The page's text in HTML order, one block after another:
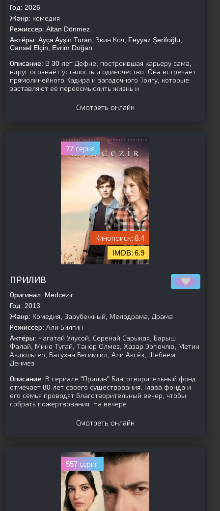
Год: 2026
Жанр: комедия
Режиссер: Altan Dönmez
Актёры: Ayça Ayşin Turan, Экин Коч, Feyyaz Şerifoğlu,
Cansel Elçin, Evrim Doğan
Описание: В 30 лет Дефне, построившая карьеру сама,
вдруг осознаёт усталость и одиночество. Она встречает
прямолинейного Кадира и загадочного Толгу, которые
заставляют её переосмыслить жизнь и
Смотреть онлайн
77 серия
8.4
6.9
ПРИЛИВ
Оригинал: Medcezir
Год: 2013
Жанр: Комедия, Зарубежный, Мелодрама, Драма
Режиссер: Али Билгин
Актёры: Чагатай Улусой, Серенай Сарыкая, Барыш
Фалай, Мине Тугай, Танер Олмез, Хазар Эргючлю, Метин
Акдюльгер, Батухан Бегимгил, Али Аксёз, Шебнем
Дёнмез
Описание: В сериале "Прилив" Благотворительный фонд
отмечает 80 лет своего существования. Глава фонда и
его семья проводят благотворительный вечер, чтобы
собрать пожертвования. На вечере
Смотреть онлайн
557 серия